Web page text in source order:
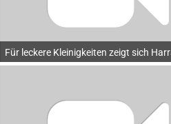
Für leckere Kleinigkeiten zeigt sich